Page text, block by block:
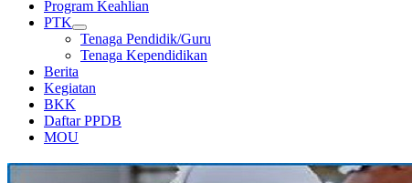
Program Keahlian
PTK
Tenaga Pendidik/Guru
Tenaga Kependidikan
Berita
Kegiatan
BKK
Daftar PPDB
MOU
LABORATORIUM KIMIA